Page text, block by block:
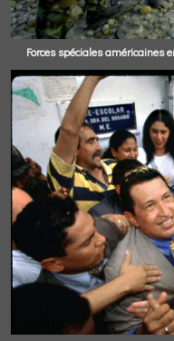
Forces spéciales américaines